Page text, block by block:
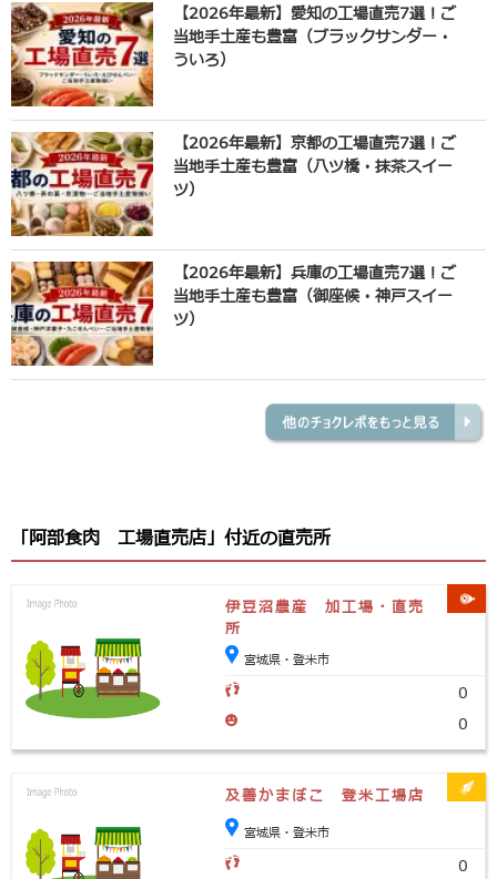
【2026年最新】愛知の工場直売7選！ご
当地手土産も豊富（ブラックサンダー・
ういろ）
【2026年最新】京都の工場直売7選！ご
当地手土産も豊富（八ツ橋・抹茶スイー
ツ）
【2026年最新】兵庫の工場直売7選！ご
当地手土産も豊富（御座候・神戸スイー
ツ）
「阿部食肉 工場直売店」付近の直売所
伊豆沼農産 加工場・直売
所
宮城県・登米市
0
0
及善かまぼこ 登米工場店
宮城県・登米市
0